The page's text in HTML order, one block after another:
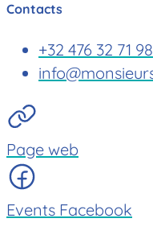
Contacts
+32 476 32 71 98
Page web
Events Facebook